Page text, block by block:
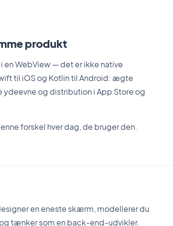
produkt
WebView — det er ikke native
til iOS og Kotlin til Android: ægte
og distribution i App Store og
forskel hver dag, de bruger den.
en eneste skærm, modellerer du
tænker som en back-end-udvikler.